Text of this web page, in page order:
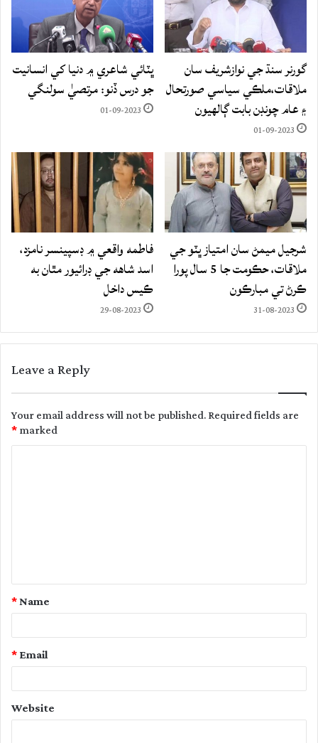
گورنر سنڌ جي نوازشريف سان
ملاقات،ملڪي سياسي صورتحال
۽ عام چونڊن بابت ڳالهيون
01-09-2023
ڀٽائي شاعري ۾ دنيا کي انسانيت
جو درس ڏنو: مرتصيٰ سولنگي
01-09-2023
شرجيل ميمڻ سان امتياز ڀٽو جي
ملاقات، حڪومت جا 5 سال پورا
ڪرڻ تي مبارڪون
31-08-2023
فاطمه واقعي ۾ ڊسپينسر نامزد،
اسد شاهه جي ڊرائيور مٿان به
ڪيس داخل
29-08-2023
Leave a Reply
Your email address will not be published.Required fields are
marked
*
t
Name
*
Email
*
Website